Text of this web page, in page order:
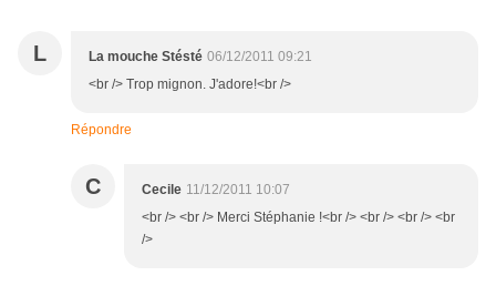
L La mouche Stésté 06/12/2011 09:21
<br /> Trop mignon. J'adore!<br />
Répondre
C Cecile 11/12/2011 10:07
<br /> <br /> Merci Stéphanie !<br /> <br /> <br /> <br
/>